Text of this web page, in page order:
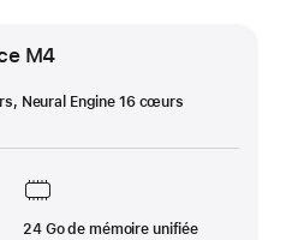
M4
Neural Engine 16 cœurs
24 Go de mémoire unifiée